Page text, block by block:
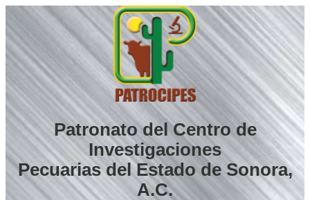
Saltar
al
contenido
Patronato del Centro de
Investigaciones
Pecuarias del Estado de Sonora,
A.C.